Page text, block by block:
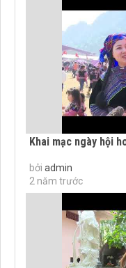
Khai mạc ngày hội
bởi admin
2 năm trước